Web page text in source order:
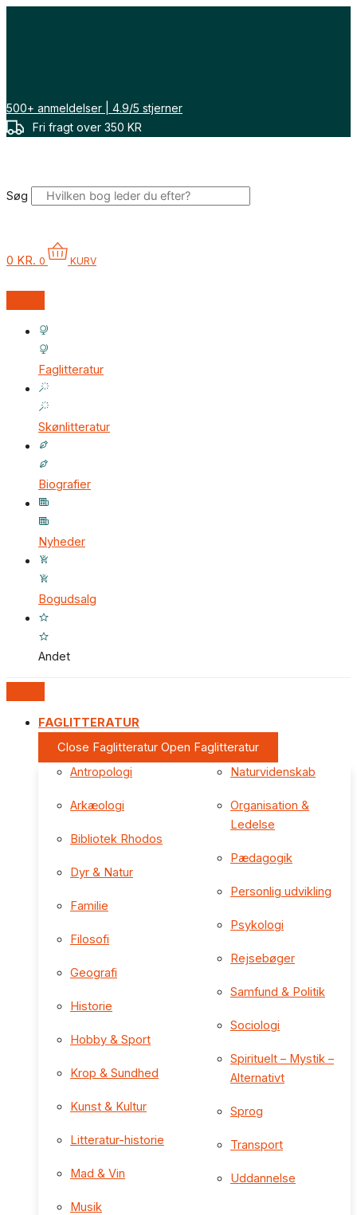
Gå
500+ anmeldelser | 4.9/5 stjerner
Fri fragt over 350 KR
Søg
0 KR. 0 KURV
Faglitteratur
Skønlitteratur
Biografier
Nyheder
Bogudsalg
Andet
FAGLITTERATUR
Close Faglitteratur Open Faglitteratur
Antropologi
Arkæologi
Bibliotek Rhodos
Dyr & Natur
Familie
Filosofi
Geografi
Historie
Hobby & Sport
Krop & Sundhed
Kunst & Kultur
Litteratur-historie
Mad & Vin
Musik
Naturvidenskab
Organisation &
Ledelse
Pædagogik
Personlig udvikling
Psykologi
Rejsebøger
Samfund & Politik
Sociologi
Spirituelt – Mystik –
Alternativt
Sprog
Transport
Uddannelse